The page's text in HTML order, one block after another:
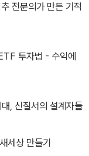
전문의가 만든 기적
투자법 - 수익에
, 신질서의 설계자들
세상 만들기